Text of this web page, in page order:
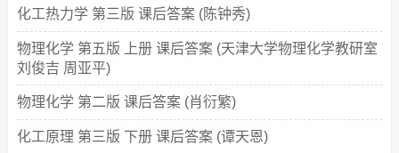
化工热力学 第三版 课后答案 (陈钟秀)
物理化学 第五版 上册 课后答案 (天津大学物理化学教研室
刘俊吉 周亚平)
物理化学 第二版 课后答案 (肖衍繁)
化工原理 第三版 下册 课后答案 (谭天恩)